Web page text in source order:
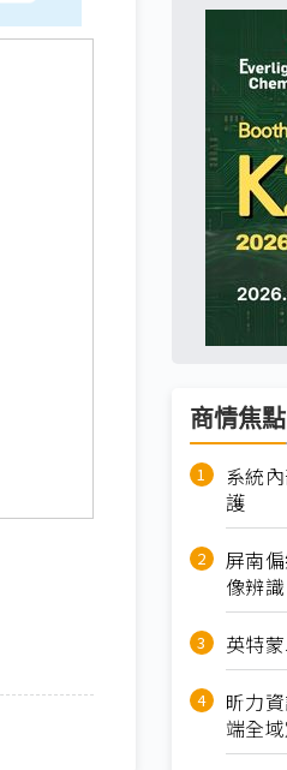
商情焦點
系統
護
屏南
像辨識
英特
昕力
端全